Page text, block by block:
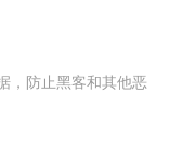
，防止黑客和其他恶